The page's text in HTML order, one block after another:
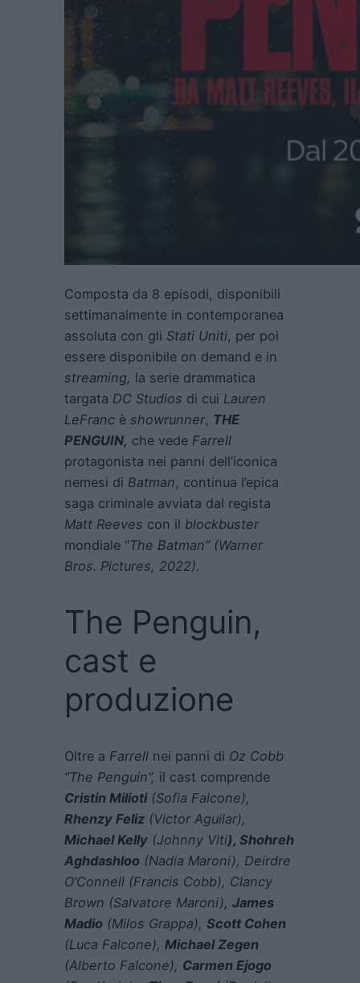
Composta da 8 episodi, disponibili
settimanalmente in contemporanea
assoluta con gli Stati Uniti, per poi
essere disponibile on demand e in
streaming, la serie drammatica
targata DC Studios di cui Lauren
LeFranc è showrunner, THE
PENGUIN, che vede Farrell
protagonista nei panni dell’iconica
nemesi di Batman, continua l’epica
saga criminale avviata dal regista
Matt Reeves con il blockbuster
mondiale “The Batman” (Warner
Bros. Pictures, 2022).
The Penguin,
cast e
produzione
Oltre a Farrell nei panni di Oz Cobb
“The Penguin”, il cast comprende
Cristin Milioti(Sofia Falcone),
Rhenzy Feliz (Victor Aguilar),
Michael Kelly (Johnny Viti), Shohreh
Aghdashloo (Nadia Maroni), Deirdre
O’Connell (Francis Cobb), Clancy
Brown (Salvatore Maroni), James
Madio (Milos Grappa), Scott Cohen
(Luca Falcone), Michael Zegen
(Alberto Falcone), Carmen Ejogo